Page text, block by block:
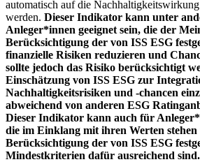
automatisch auf die Nachhaltigkeitswirkung
werden. Dieser Indikator kann unter
Anleger*innen geeignet sein, die der
Berücksichtigung der von ISS ESG
finanzielle Risiken reduzieren und
sollte jedoch das Risiko berücksichtigt
Einschätzung von ISS ESG zur
Nachhaltigkeitsrisiken und -chancen
abweichend von anderen ESG
Dieser Indikator kann auch für
die im Einklang mit ihren Werten
Berücksichtigung der von ISS ESG
Mindestkriterien dafür ausreichend sind.